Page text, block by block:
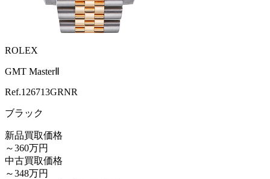
ROLEX
GMT MasterⅡ
Ref.126713GRNR
ブラック
新品買取価格
～360万円
中古買取価格
～348万円